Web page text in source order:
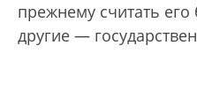
прежнему считать его
другие —